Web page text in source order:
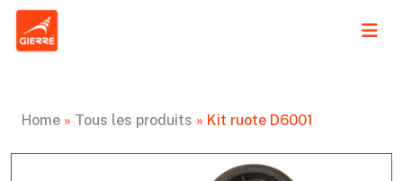
Home » Tous les produits » Kit ruote D6001